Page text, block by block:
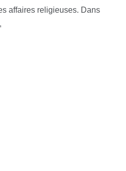
affaires religieuses. Dans